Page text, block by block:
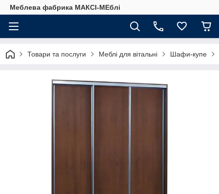
Меблева фабрика МАКСІ-МЕблі
Товари та послуги Меблі для вітальні Шафи-купе